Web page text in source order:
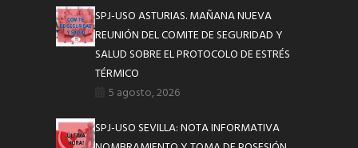
SPJ-USO ASTURIAS. MAÑANA NUEVA
REUNIÓN DEL COMITE DE SEGURIDAD Y
SALUD SOBRE EL PROTOCOLO DE ESTRÉS
TÉRMICO
5 agosto, 2026
SPJ-USO SEVILLA: NOTA INFORMATIVA